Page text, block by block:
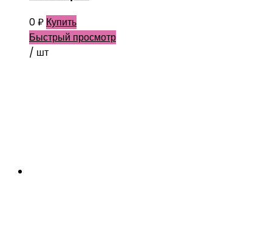
0₽ Купить
Быстрый просмотр
/ шт